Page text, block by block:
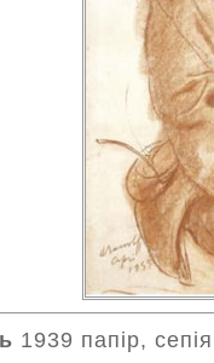
1939 папір,